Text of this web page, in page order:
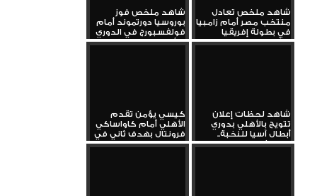
شاهد ملخص تعادل
منتخب مصر أمام زامبيا
في بطولة إفريقيا
للشباب
شاهد ملخص فوز
بوروسيا دورتموند أمام
فولفسبورج في الدوري
الألماني...
شاهد لحظات إعلان
تتويج بالأهلي بدوري
أبطال آسيا للنخبة..
واحتفالات...
كيسي يؤمن تقدم
الأهلي أمام كاواساكي
فرونتال بهدف ثاني في
نهائي...